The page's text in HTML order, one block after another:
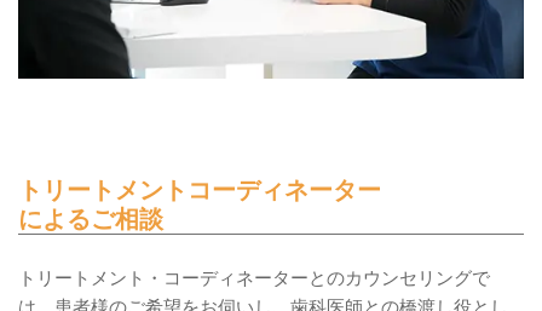
トリートメントコーディネーター
によるご相談
トリートメント・コーディネーターとのカウンセリングで